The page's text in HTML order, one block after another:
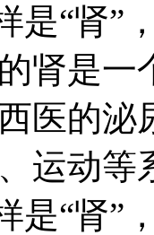
是“肾”
肾是
医的泌
运动
是“肾”